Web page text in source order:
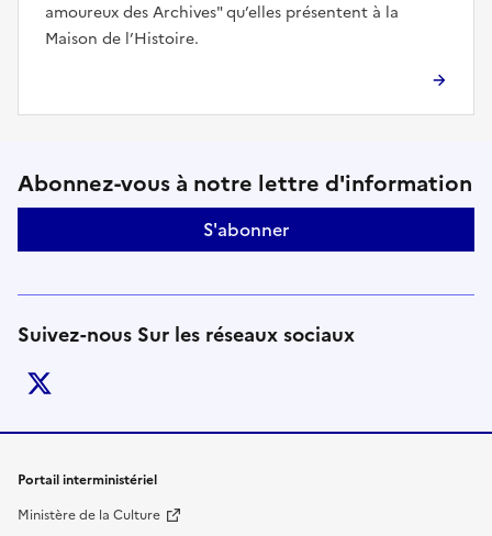
amoureux des Archives" qu’elles présentent à la
Maison de l’Histoire.
Suivez-nous sur le réseaux
Abonnez-vous à notre lettre d'information
S'abonner
Suivez-nous Sur les réseaux sociaux
Liens de bas de page
Portail interministériel
Ministère de la Culture